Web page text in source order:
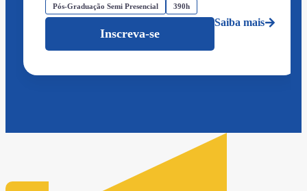
Pós-Graduação Semi Presencial 390h
Inscreva-se
Saiba mais